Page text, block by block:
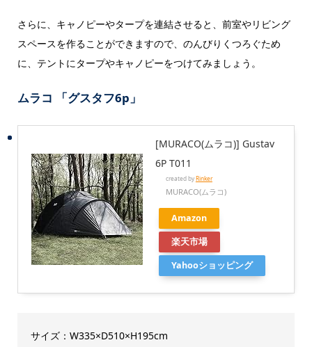
さらに、キャノピーやタープを連結させると、前室やリビング
スペースを作ることができますので、のんびりくつろぐため
に、テントにタープやキャノピーをつけてみましょう。
ムラコ 「グスタフ6p」
[MURACO(ムラコ)] Gustav
6P T011
created by Rinker
MURACO(ムラコ)
Amazon
楽天市場
Yahooショッピング
サイズ：W335×D510×H195cm